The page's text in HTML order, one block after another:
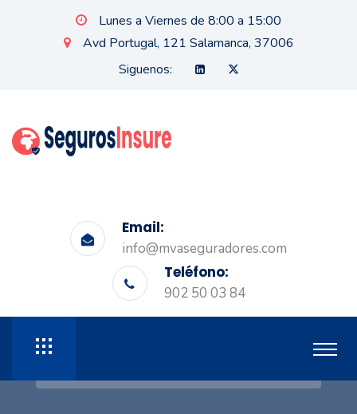
Lunes a Viernes de 8:00 a 15:00
Avd Portugal, 121 Salamanca, 37006
Siguenos:
Email:
info@mvaseguradores.com
Teléfono:
902 50 03 84